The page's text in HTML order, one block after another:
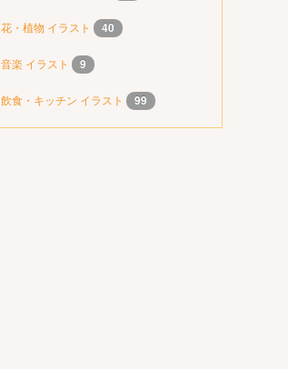
花・植物 イラスト 40
音楽 イラスト 9
飲食・キッチン イラスト 99